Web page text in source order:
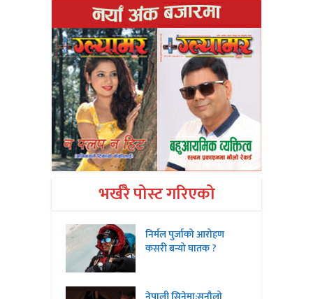
भर्खरै पोस्ट गरिएको
निर्मल पुर्जाको आरोहण
कसरी बन्यो घातक ?